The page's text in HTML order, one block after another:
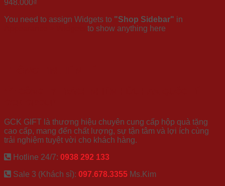
948.000₫
You need to assign Widgets to "Shop Sidebar" in
to show anything here
GCK GIFT là thương hiệu chuyên cung cấp hộp quà tặng
cao cấp, mang đến chất lượng, sự tận tâm và lợi ích cùng
trải nghiệm tuyệt vời cho khách hàng.
Hotline 24/7: 0938 292 133
Sale 3 (Khách sỉ): 097.678.3355 Ms.Kim